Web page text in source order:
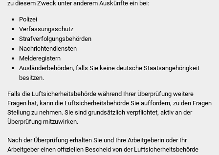
Erlebnisregion
Route der
Industriekultur
zu diesem Zweck unter anderem Auskünfte ein bei:
Polizei
Verfassungsschutz
Strafverfolgungsbehörden
Nachrichtendiensten
Melderegistern
Ausländerbehörden, falls Sie keine deutsche Staatsangehörigkeit
besitzen.
​​​​​​​Falls die Luftsicherheitsbehörde während Ihrer Überprüfung weitere
Fragen hat, kann die Luftsicherheitsbehörde Sie auffordern, zu den Fragen
Stellung zu nehmen. Sie sind grundsätzlich verpflichtet, aktiv an der
Überprüfung mitzuwirken.
Nach der Überprüfung erhalten Sie und Ihre Arbeitgeberin oder Ihr
Arbeitgeber einen offiziellen Bescheid von der Luftsicherheitsbehörde